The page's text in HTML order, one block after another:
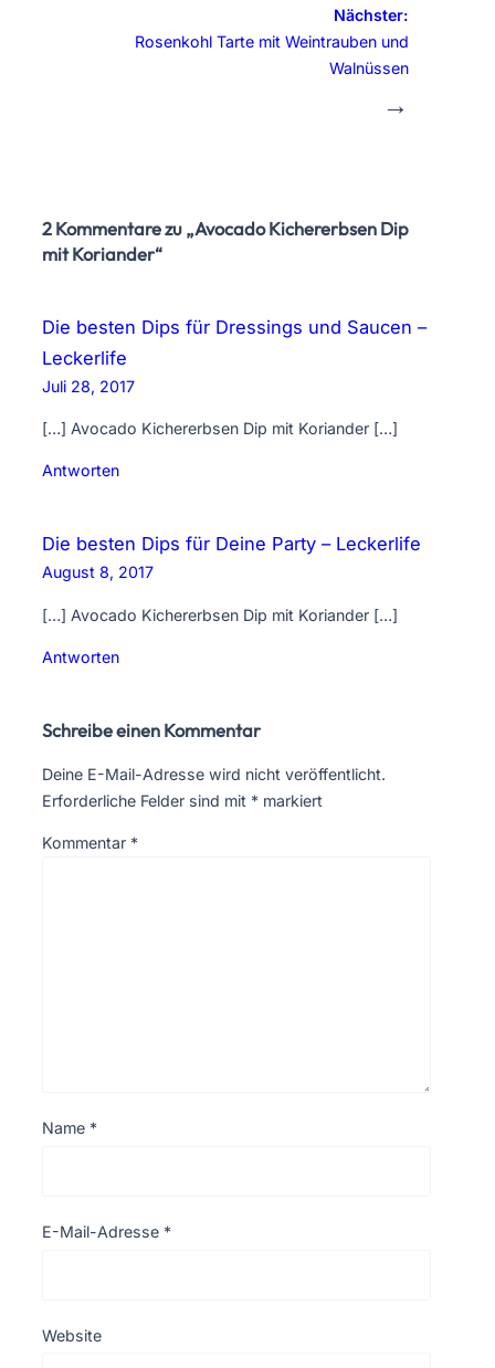
Nächster:
Rosenkohl Tarte mit Weintrauben und
Walnüssen
→
2 Kommentare zu „Avocado Kichererbsen Dip
mit Koriander“
Die besten Dips für Dressings und Saucen –
Leckerlife
Juli 28, 2017
[…] Avocado Kichererbsen Dip mit Koriander […]
Antworten
Die besten Dips für Deine Party – Leckerlife
August 8, 2017
[…] Avocado Kichererbsen Dip mit Koriander […]
Antworten
Schreibe einen Kommentar
Deine E-Mail-Adresse wird nicht veröffentlicht.
Erforderliche Felder sind mit * markiert
Kommentar *
Name *
E-Mail-Adresse *
Website